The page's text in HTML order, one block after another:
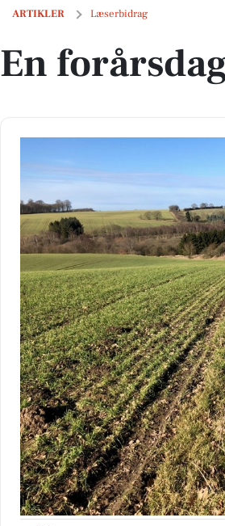
ARTIKLER Læserbidrag
En forårsdag i Sabro
En